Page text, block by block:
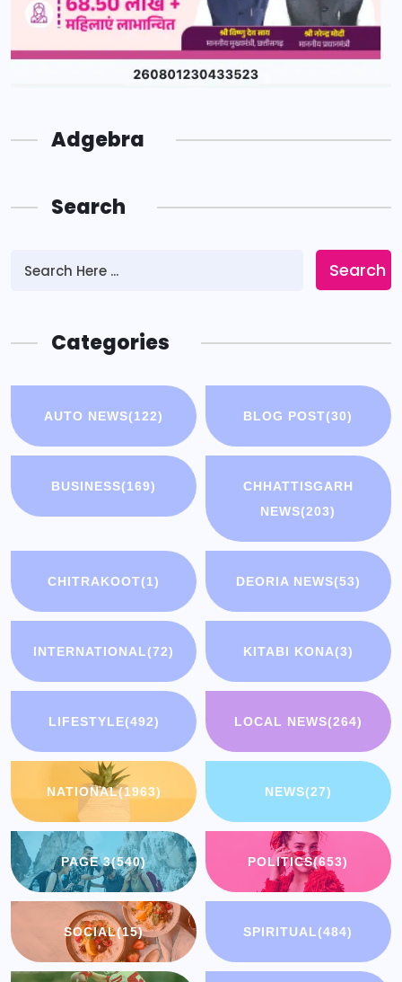
Adgebra
Search
Search
Categories
AUTO NEWS(122) BLOG POST(30)
BUSINESS(169)
CHHATTISGARH
NEWS(203)
CHITRAKOOT(1) DEORIA NEWS(53)
INTERNATIONAL(72) KITABI KONA(3)
LIFESTYLE(492) LOCAL NEWS(264)
NATIONAL(1963) NEWS(27)
PAGE 3(540) POLITICS(653)
SOCIAL(15) SPIRITUAL(484)